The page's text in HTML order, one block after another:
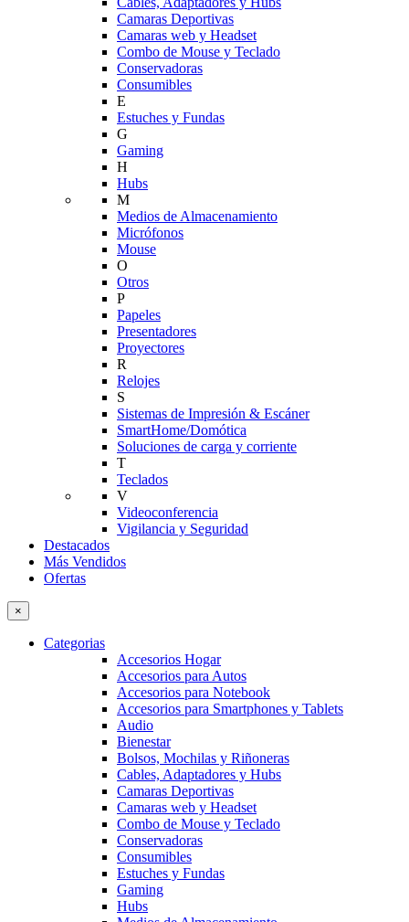
Camaras Deportivas
Camaras web y Headset
Combo de Mouse y Teclado
Conservadoras
Consumibles
E
Estuches y Fundas
G
Gaming
H
Hubs
M
Medios de Almacenamiento
Micrófonos
Mouse
O
Otros
P
Papeles
Presentadores
Proyectores
R
Relojes
S
Sistemas de Impresión & Escáner
SmartHome/Domótica
Soluciones de carga y corriente
T
Teclados
V
Videoconferencia
Vigilancia y Seguridad
Destacados
Más Vendidos
Ofertas
×
Categorias
Accesorios Hogar
Accesorios para Autos
Accesorios para Notebook
Accesorios para Smartphones y Tablets
Audio
Bienestar
Bolsos, Mochilas y Riñoneras
Cables, Adaptadores y Hubs
Camaras Deportivas
Camaras web y Headset
Combo de Mouse y Teclado
Conservadoras
Consumibles
Estuches y Fundas
Gaming
Hubs